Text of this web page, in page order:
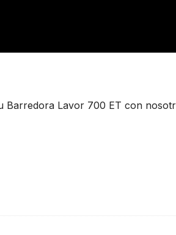
Lavor 700 ET con